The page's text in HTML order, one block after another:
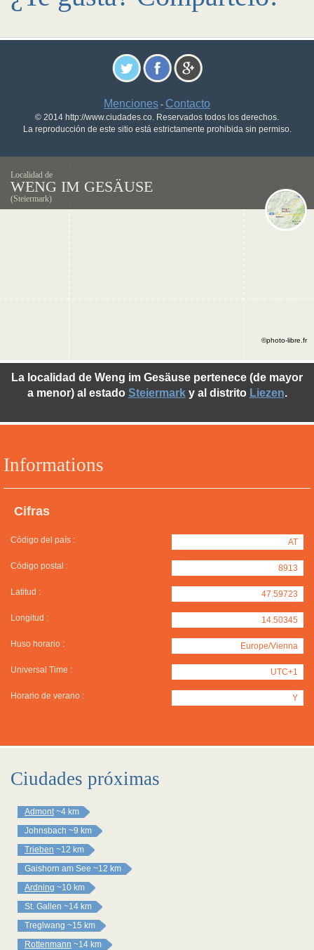
Menciones - Contacto
© 2014 http://www.ciudades.co. Reservados todos los derechos.
La reproducción de este sitio está estrictamente prohibida sin permiso.
Localidad de
WENG IM GESÄUSE
(Steiermark)
Informations
Cifras
Código del país : AT
Código postal : 8913
Latitud : 47.59723
Longitud : 14.50345
Huso horario : Europe/Vienna
Universal Time : UTC+1
Horario de verano : Y
La localidad de Weng im Gesäuse pertenece (de mayor
a menor) al estado Steiermarky al distrito Liezen.
©photo-libre.fr
Ciudades próximas
Admont ~4 km
Johnsbach ~9 km
Trieben ~12 km
Gaishorn am See ~12 km
Ardning ~10 km
St. Gallen ~14 km
Treglwang ~15 km
Rottenmann ~14 km